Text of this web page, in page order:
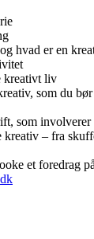
hvad er en
kreativt liv
som du
som
kreativ – fra
et foredrag